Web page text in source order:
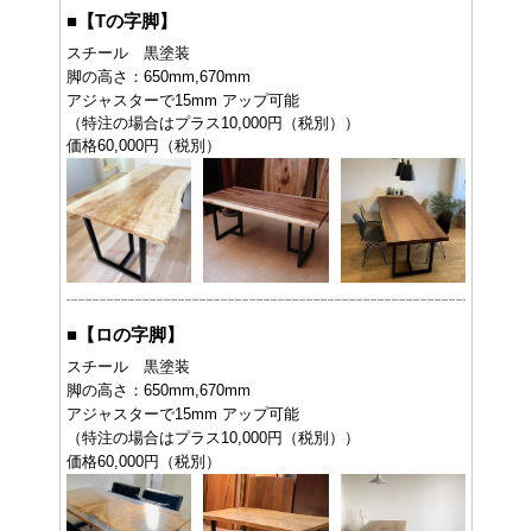
■ 【Tの字脚】
スチール 黒塗装
脚の高さ：650mm,670mm
アジャスターで15mm アップ可能
（特注の場合はプラス10,000円（税別））
価格60,000円（税別）
■ 【ロの字脚】
スチール 黒塗装
脚の高さ：650mm,670mm
アジャスターで15mm アップ可能
（特注の場合はプラス10,000円（税別））
価格60,000円（税別）